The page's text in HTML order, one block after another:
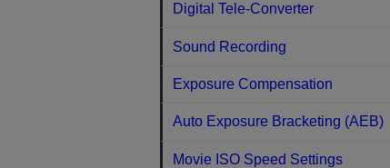
Digital Tele-Converter
Sound Recording
Exposure Compensation
Auto Exposure Bracketing (AEB)
Movie ISO Speed Settings